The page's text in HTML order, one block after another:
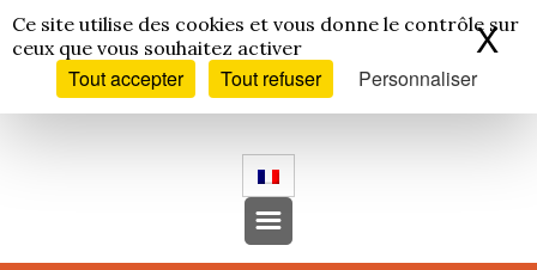
Panneau de gestion des cookies
Ce site utilise des cookies et vous donne le contrôle sur
ceux que vous souhaitez activer
Tout accepter Tout refuser Personnaliser
X